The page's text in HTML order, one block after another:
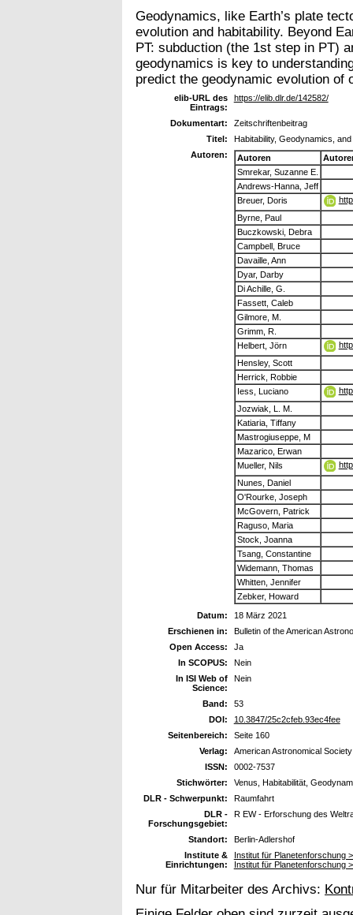
Geodynamics, like Earth’s plate
evolution and habitability. Beyond
PT: subduction (the 1st step in PT)
geodynamics is key to
predict the geodynamic evolution of
elib-URL des
Eintrags:
https://elib.dlr.de/142582/
Dokumentart:
Zeitschriftenbeitrag
Titel:
Habitability, Geodynamics,
Autoren:
Autoren
Smrekar, Suzanne E.
Andrews-Hanna, Jeff
Breuer, Doris
Byrne, Paul
Buczkowski, Debra
Campbell, Bruce
Davaille, Ann
Dyar, Darby
Di Achille, G.
Fassett, Caleb
Gilmore, M.
Grimm, R.
Helbert, Jörn
Hensley, Scott
Herrick, Robbie
Iess, Luciano
Jozwiak, L. M.
Katiaria, Tiffany
Mastrogiuseppe, M
Mazarico, Erwan
Mueller, Nils
Nunes, Daniel
O'Rourke, Joseph
McGovern, Patrick
Raguso, Maria
Stock, Joanna
Tsang, Constantine
Widemann, Thomas
Whitten, Jennifer
Zebker, Howard
Datum:
18 März 2021
Erschienen in:
Bulletin of the American
Open Access:
Ja
In SCOPUS:
Nein
In ISI Web of
Science:
Nein
Band:
53
DOI:
10.3847/25c2cfeb.93ec4fee
Seitenbereich:
Seite 160
Verlag:
American Astronomical Society
ISSN:
0002-7537
Stichwörter:
Venus, Habitabilität,
DLR - Schwerpunkt:
Raumfahrt
DLR -
Forschungsgebiet:
R EW - Erforschung des
Standort:
Berlin-Adlershof
Institute &
Einrichtungen:
Institut für Planetenforschung
Institut für Planetenforschung
Nur für Mitarbeiter des Archivs: